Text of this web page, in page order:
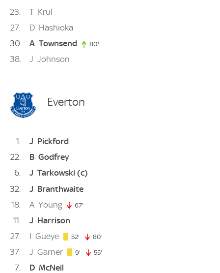
23
T Krul
27
D Hashioka
30
A Townsend 80'
38 J Johnson
Everton
1 J Pickford
22
B Godfrey
6
J Tarkowski (c)
32
J Branthwaite
18
A Young 67'
11 J Harrison
27
I Gueye 52' 52. minute
80'
37 J Garner 9' 9. minute
55'
7 D McNeil